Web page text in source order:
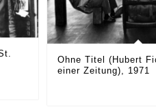
Ohne Titel (Hubert
einer Zeitung), 1971